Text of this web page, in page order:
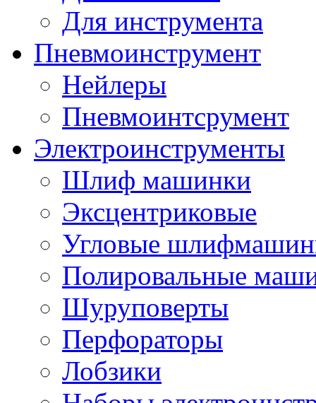
Для инструмента
Пневмоинструмент
Нейлеры
Пневмоинтсрумент
Электроинструменты
Шлиф машинки
Эксцентриковые
Угловые
Полировальные
Шуруповерты
Перфораторы
Лобзики